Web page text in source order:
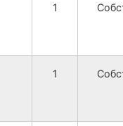
1
1